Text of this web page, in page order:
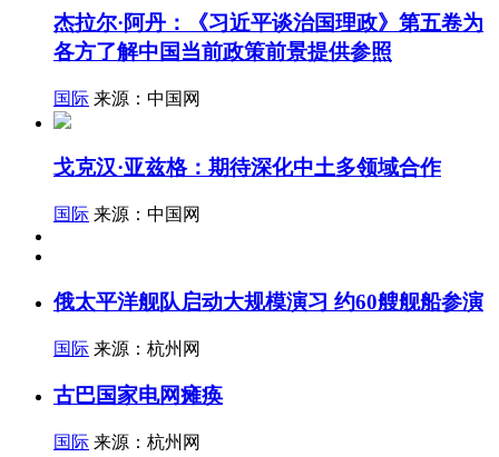
杰拉尔·阿丹：《习近平谈治国理政》第五卷为
各方了解中国当前政策前景提供参照
国际 来源：中国网
戈克汉·亚兹格：期待深化中土多领域合作
国际 来源：中国网
俄太平洋舰队启动大规模演习 约60艘舰船参演
国际 来源：杭州网
古巴国家电网瘫痪
国际 来源：杭州网